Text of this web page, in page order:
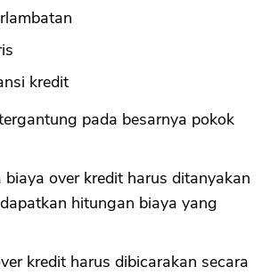
kredit
pada besarnya pokok
biaya over kredit harus ditanyakan
hitungan biaya yang
kredit harus dibicarakan secara